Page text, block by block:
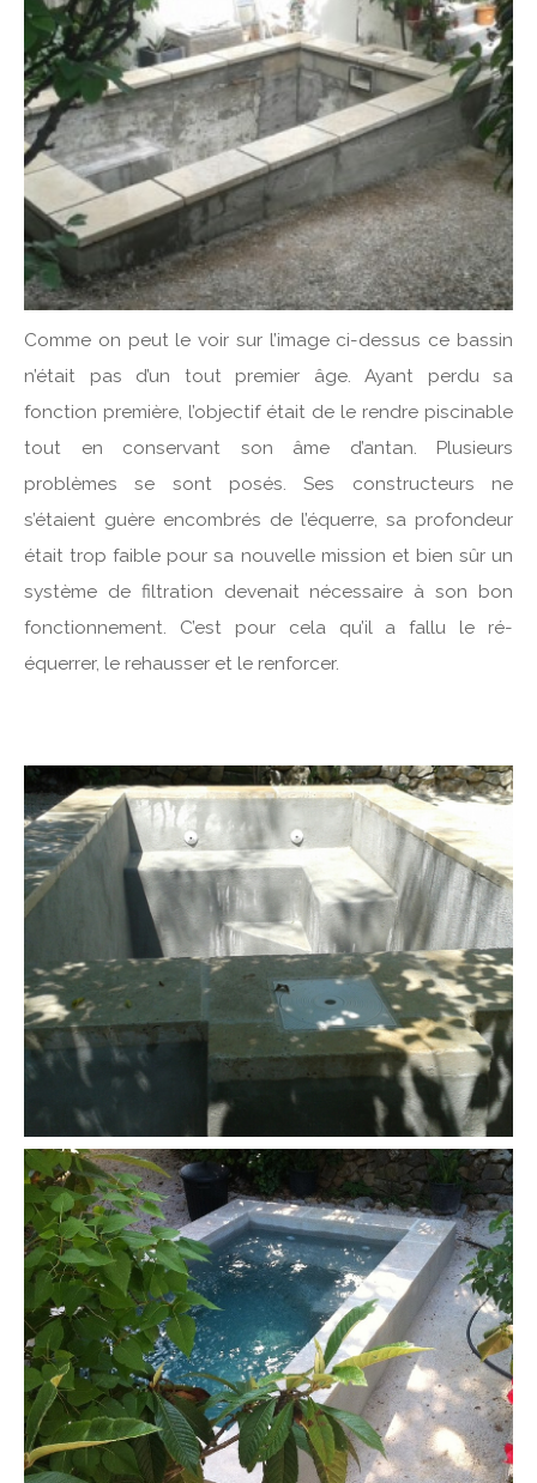
Comme on peut le voir sur l’image ci-dessus ce bassin
n’était pas d’un tout premier âge. Ayant perdu sa
fonction première, l’objectif était de le rendre piscinable
tout en conservant son âme d’antan. Plusieurs
problèmes se sont posés. Ses constructeurs ne
s’étaient guère encombrés de l’équerre, sa profondeur
était trop faible pour sa nouvelle mission et bien sûr un
système de filtration devenait nécessaire à son bon
fonctionnement. C’est pour cela qu’il a fallu le ré-
équerrer, le rehausser et le renforcer.